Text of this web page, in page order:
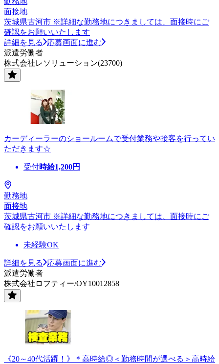
面接地
茨城県古河市 ※詳細な勤務地につきましては、面接時にご
確認をお願いいたします
詳細を見る
応募画面に進む
派遣労働者
株式会社レソリューション(23700)
カーディーラーのショールームで受付業務や接客を行ってい
ただきます☆
受付時給1,200円
勤務地
面接地
茨城県古河市 ※詳細な勤務地につきましては、面接時にご
確認をお願いいたします
未経験OK
詳細を見る
応募画面に進む
派遣労働者
株式会社ロフティー/OY10012858
《20～40代活躍！》＊高時給◎＜勤務時間が選べる＞高時給